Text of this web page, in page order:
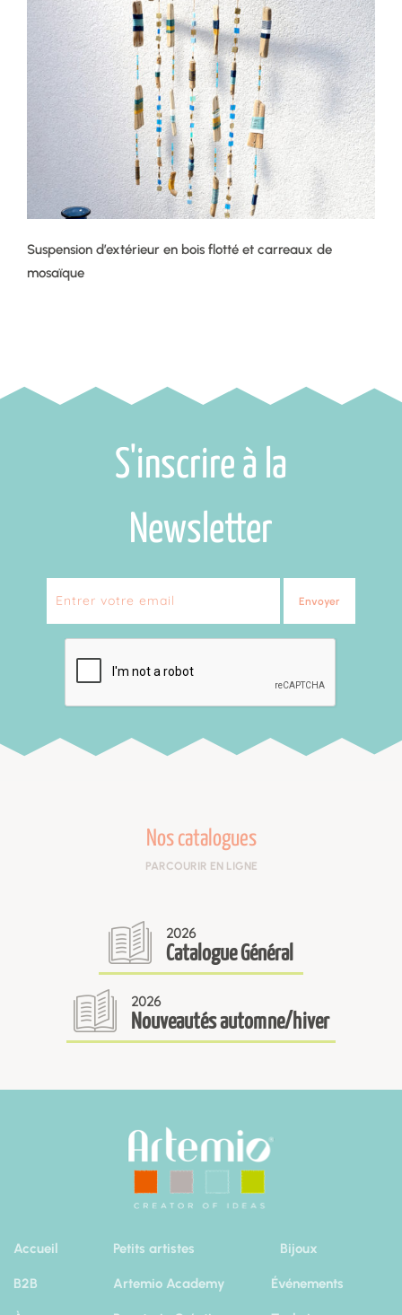
Suspension d’extérieur en bois flotté et carreaux de
mosaïque
S'inscrire à la
Newsletter
Envoyer
Nos catalogues
PARCOURIR EN LIGNE
2026
Catalogue Général
2026
Nouveautés automne/hiver
Accueil
B2B
Petits artistes
Artemio Academy
Bijoux
Événements